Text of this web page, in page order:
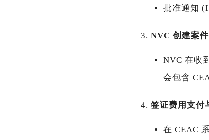
批准通知
NVC 创建案
NVC 在收
会包含
签证费用支付
在 CEAC